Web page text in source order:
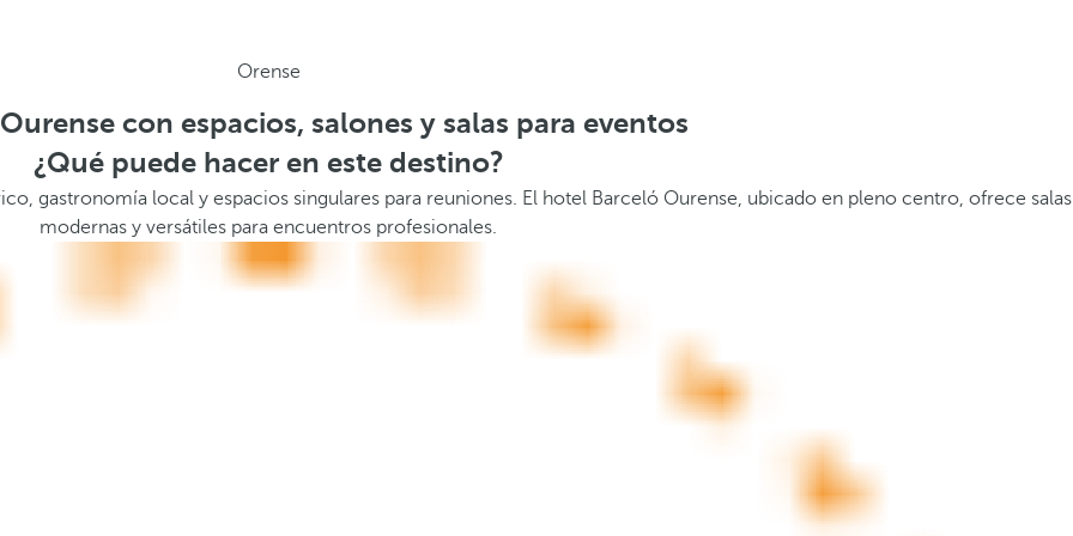
Orense
con espacios, salones y salas para eventos
¿Qué puede hacer en este destino?
gastronomía local y espacios singulares para reuniones. El hotel Barceló Ourense, ubicado en pleno centro, ofrece salas
modernas y versátiles para encuentros profesionales.